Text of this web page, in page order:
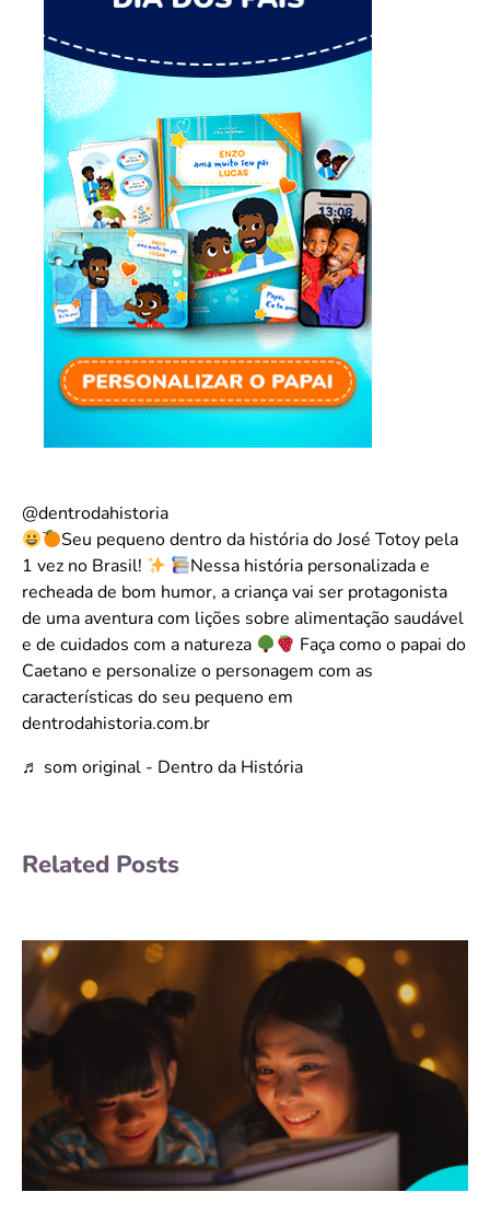
@dentrodahistoria
Seu pequeno dentro da história do José Totoy pela
1 vez no Brasil!
Nessa história personalizada e
recheada de bom humor, a criança vai ser protagonista
de uma aventura com lições sobre alimentação saudável
e de cuidados com a natureza
Faça como o papai do
Caetano e personalize o personagem com as
características do seu pequeno em
dentrodahistoria.com.br
♬ som original - Dentro da História
Related Posts